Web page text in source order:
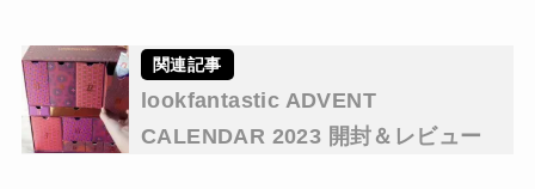
lookfantastic ADVENT
CALENDAR 2023 開封＆レビュー